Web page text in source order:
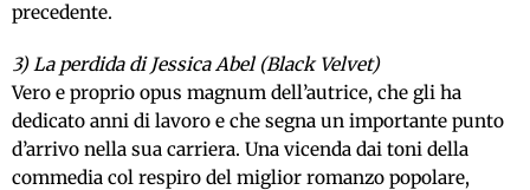
precedente.
3) La perdida di Jessica Abel (Black Velvet)
Vero e proprio opus magnum dell’autrice, che gli ha
dedicato anni di lavoro e che segna un importante punto
d’arrivo nella sua carriera. Una vicenda dai toni della
commedia col respiro del miglior romanzo popolare,